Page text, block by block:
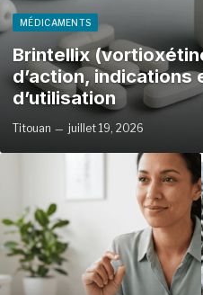
MÉDICAMENTS
Brintellix
d’action, indications
d’utilisation
Titouan juillet 19, 2026